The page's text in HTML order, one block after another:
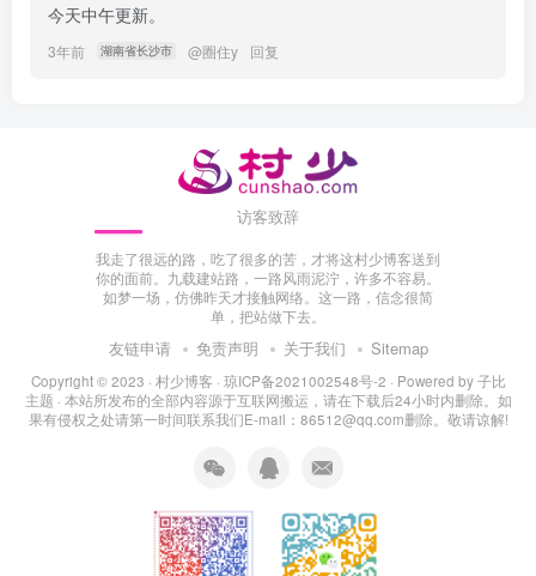
今天中午更新。
3年前 湖南省长沙市 @圈住y 回复
访客致辞
我走了很远的路，吃了很多的苦，才将这村少博客送到
你的面前。九载建站路，一路风雨泥泞，许多不容易。
如梦一场，仿佛昨天才接触网络。这一路，信念很简
单，把站做下去。
友链申请 免责声明 关于我们 Sitemap
Copyright © 2023 · 村少博客 · 琼ICP备2021002548号-2 · Powered by子比
主题 · 本站所发布的全部内容源于互联网搬运，请在下载后24小时内删除。如
果有侵权之处请第一时间联系我们E-mail：86512@qq.com删除。敬请谅解!